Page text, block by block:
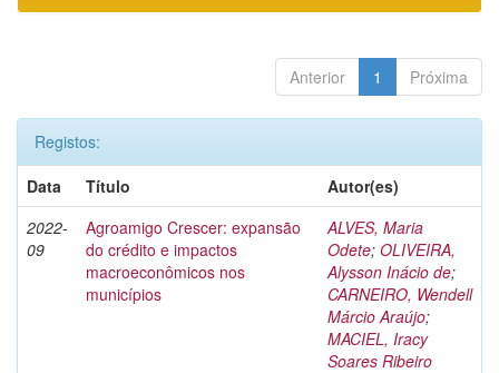
Anterior 1 Próxima
Registos:
Data
Título
Autor(es)
2022-
09
Agroamigo Crescer: expansão
do crédito e impactos
macroeconômicos nos
municípios
ALVES, Maria
Odete; OLIVEIRA,
Alysson Inácio de;
CARNEIRO, Wendell
Márcio Araújo;
MACIEL, Iracy
Soares Ribeiro